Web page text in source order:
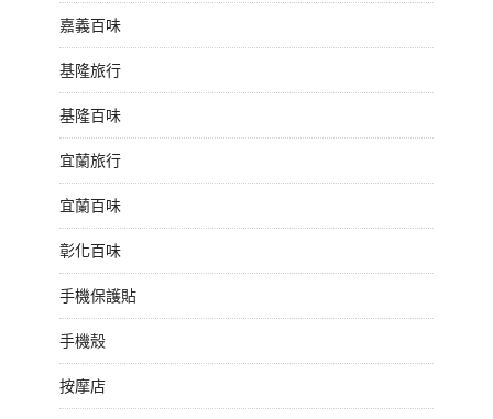
嘉義百味
基隆旅行
基隆百味
宜蘭旅行
宜蘭百味
彰化百味
手機保護貼
手機殼
按摩店